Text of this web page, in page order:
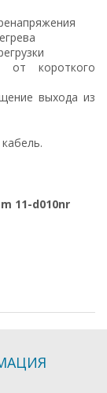
короткого
выхода из
11-d010nr